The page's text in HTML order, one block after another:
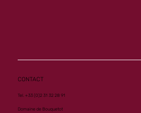
CONTACT
Tel. +33 (0)2 31 32 28 91
Domaine de Bouquetot